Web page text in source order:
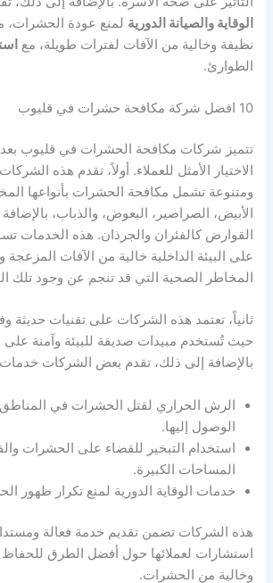
الوقاية والصيانة الدورية لمنع عودة الحشرات،
نظيفة وخالية من الآفات لفترات طويلة، مع
الطوارئ.
10 افضل شركة مكافحة حشرات في قليوب
تتميز شركات مكافحة الحشرات في قليوب
الاختيار الأمثل للعملاء. أولاً، تقدم هذه
ومتنوعة تشمل مكافحة الحشرات بأنواعها
الأبيض، الصراصير، البعوض، والذباب،
القوارض كالفئران والجرذان. هذه الخدمات
على البيئة الداخلية خالية من الآفات
المخاطر الصحية التي قد تنجم عن وجود تلك
ثانياً، تعتمد هذه الشركات على تقنيات حديثة
حيث تُستخدم مبيدات صديقة للبيئة وآمنة على
بالإضافة إلى ذلك، تقدم بعض الشركات
الرش الحراري لقتل الحشرات في
الوصول إليها.
استخدام التبخير للقضاء على الحشرات
المساحات الكبيرة.
خدمات الوقاية الدورية لمنع تكرار ظهور
هذه الشركات تضمن تقديم خدمة فعالة
استشارات لعملائها حول أفضل الطرق للحفاظ
وخالية من الحشرات.